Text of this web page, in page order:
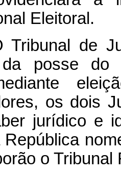
Eleitoral.
de
posse do
os dois
jurídico e
República
o Tribunal